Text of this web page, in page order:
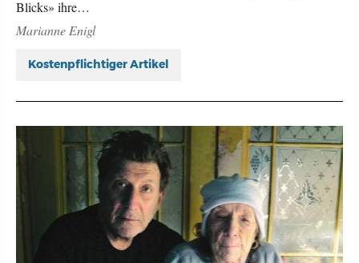
Blicks» ihre…
Marianne Enigl
Kostenpflichtiger Artikel